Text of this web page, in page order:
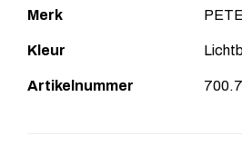
Merk
Kleur
Artikelnummer